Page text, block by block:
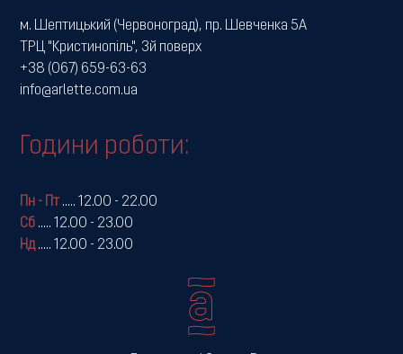
м. Шептицький (Червоноград), пр. Шевченка 5А
ТРЦ "Кристинопіль", 3й поверх
+38 (067) 659-63-63
info@arlette.com.ua
Години роботи:
Пн - Пт..... 12.00 - 22.00
Сб ..... 12.00 - 23.00
Нд..... 12.00 - 23.00